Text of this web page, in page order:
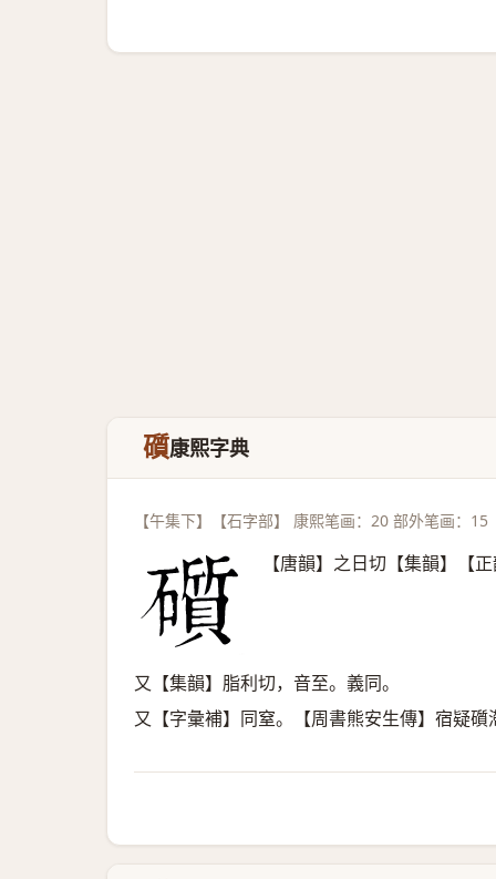
礩康熙字典
【午集下】【石字部】 康熙笔画：20 部外笔画：15
【唐韻】之日切【集韻】【
又【集韻】脂利切，音至。義同。
又【字彙補】同窒。【周書熊安生傳】宿疑礩